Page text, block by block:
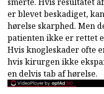
er blevet beskadiget,
hørelse skarphed. Men
patienten ikke er rettet
Hvis knogleskader ofte
hvis kirurgen ikke
en delvis tab af hørelse.